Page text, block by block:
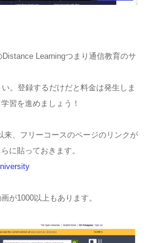
Learningつまり通信教育のサ
。登録するだけだと料金は発生しま
習を進めましょう！
来、フリーコースのページのリンクが
に貼っておきます。
が1000以上もあります。